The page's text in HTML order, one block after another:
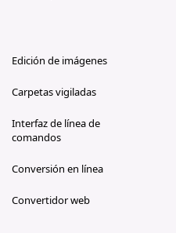
Edición de imágenes
Carpetas vigiladas
Interfaz de línea de
comandos
Conversión en línea
Convertidor web